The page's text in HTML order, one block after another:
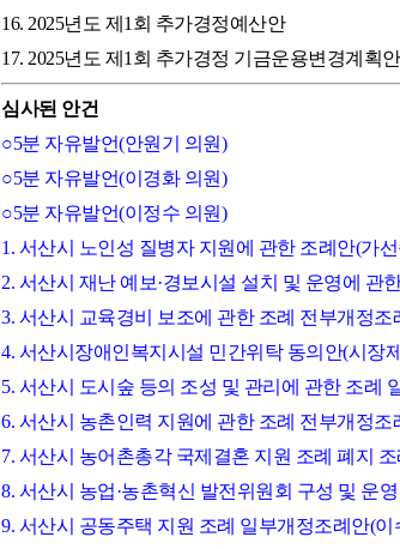
16. 2025년도 제1회 추가경정예산안
17. 2025년도 제1회 추가경정 기금운용변경계획안
심사된 안건
○5분 자유발언(안원기 의원)
○5분 자유발언(이경화 의원)
○5분 자유발언(이정수 의원)
1. 서산시 노인성 질병자 지원에 관한 조례안(가
2. 서산시 재난 예보·경보시설 설치 및 운영에 관
3. 서산시 교육경비 보조에 관한 조례 전부개정
4. 서산시장애인복지시설 민간위탁 동의안(시장
5. 서산시 도시숲 등의 조성 및 관리에 관한 조례
6. 서산시 농촌인력 지원에 관한 조례 전부개정조
7. 서산시 농어촌총각 국제결혼 지원 조례 폐지
8. 서산시 농업·농촌혁신 발전위원회 구성 및 운
9. 서산시 공동주택 지원 조례 일부개정조례안(이